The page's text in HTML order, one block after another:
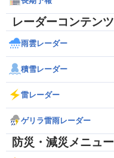
レーダーコンテンツ
雨雲レーダー
積雪レーダー
雷レーダー
ゲリラ雷雨レーダー
防災・減災メニュー